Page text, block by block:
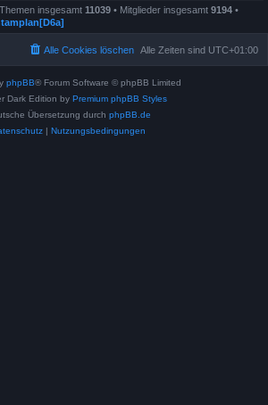
insgesamt 11039 • Mitglieder insgesamt 9194 •
Alle Zeiten sind UTC+01:00
Alle Cookies löschen
phpBB® Forum Software © phpBB Limited
Dark Edition by Premium phpBB Styles
Übersetzung durch phpBB.de
| Nutzungsbedingungen